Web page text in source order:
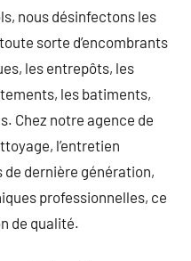
nous désinfectons les
sorte d’encombrants
les entrepôts, les
les batiments,
Chez notre agence de
l’entretien
de dernière génération,
professionnelles, ce
de qualité.